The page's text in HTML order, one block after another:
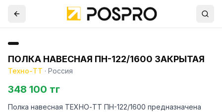
ПОЛКА НАВЕСНАЯ ПН-122/1600 ЗАКРЫТАЯ
Техно-ТТ · Россия
348 100 тг
Полка навесная ТЕХНО-ТТ ПН-122/1600 предназначена